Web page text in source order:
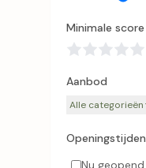
Minimale score
Aanbod
Alle categorieën
Openingstijden
Nu geopend